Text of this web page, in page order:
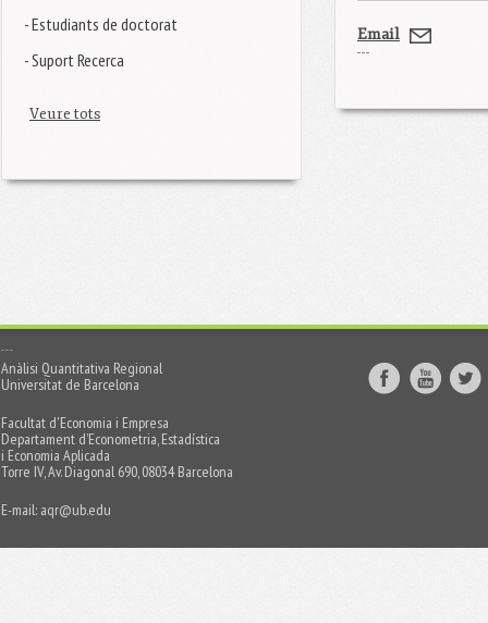
- Estudiants de doctorat
- Suport Recerca
Veure tots
Email
Anàlisi Quantitativa Regional
Universitat de Barcelona
Facultat d'Economia i Empresa
Departament d’Econometria, Estadística
i Economia Aplicada
Torre IV, Av. Diagonal 690, 08034 Barcelona
E-mail: aqr@ub.edu